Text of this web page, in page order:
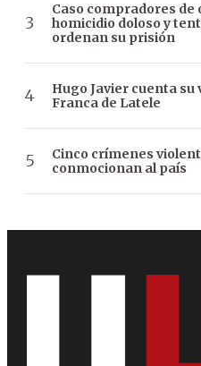
Caso compradores
homicidio doloso y
ordenan su prisión
Hugo Javier cuenta
Franca de Latele
Cinco crímenes
conmocionan al país